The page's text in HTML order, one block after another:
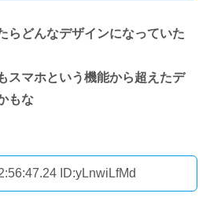
らどんなデザインになっていた
スマホという機能から超えたデ
もな
ID:yLnwiLfMd